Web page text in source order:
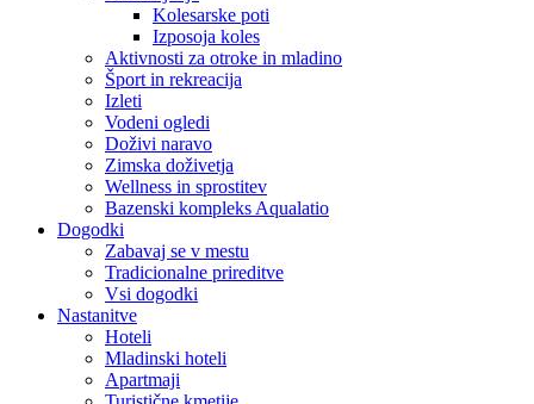
Kolesarske poti
Izposoja koles
Aktivnosti za otroke in mladino
Šport in rekreacija
Izleti
Vodeni ogledi
Doživi naravo
Zimska doživetja
Wellness in sprostitev
Bazenski kompleks Aqualatio
Dogodki
Zabavaj se v mestu
Tradicionalne prireditve
Vsi dogodki
Nastanitve
Hoteli
Mladinski hoteli
Apartmaji